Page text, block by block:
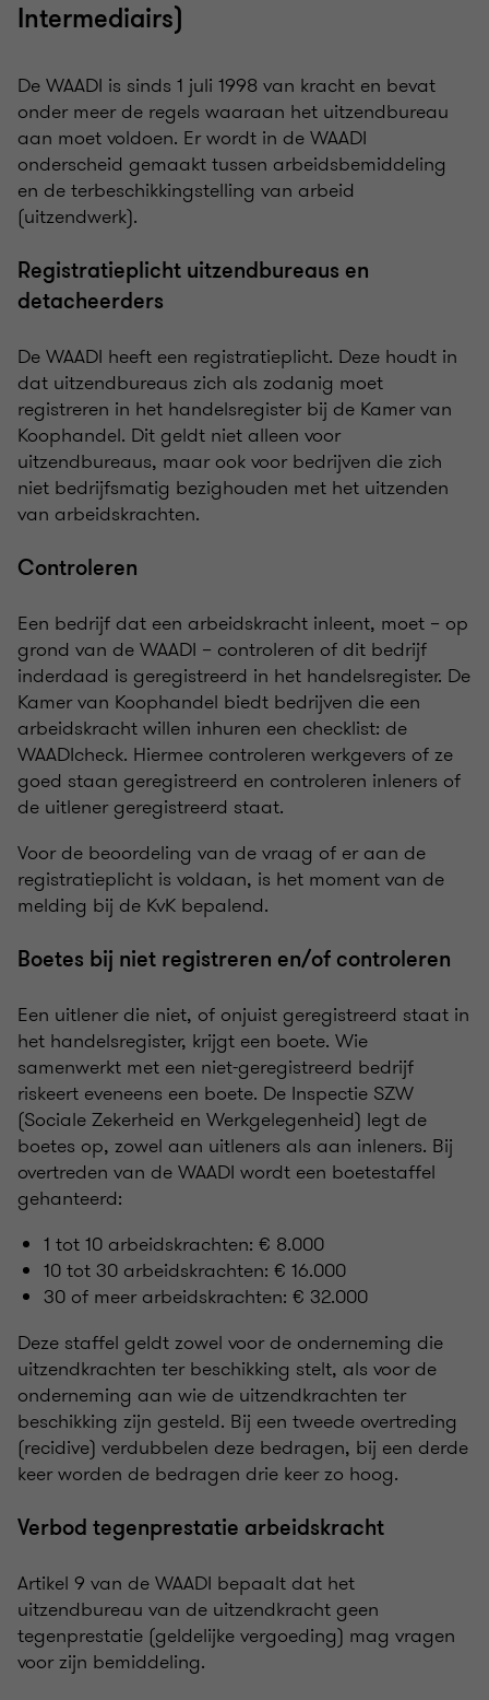
Intermediairs)
De WAADI is sinds 1 juli 1998 van kracht en bevat
onder meer de regels waaraan het uitzendbureau
aan moet voldoen. Er wordt in de WAADI
onderscheid gemaakt tussen arbeidsbemiddeling
en de terbeschikkingstelling van arbeid
(uitzendwerk).
Registratieplicht uitzendbureaus en
detacheerders
De WAADI heeft een registratieplicht. Deze houdt in
dat uitzendbureaus zich als zodanig moet
registreren in het handelsregister bij de Kamer van
Koophandel. Dit geldt niet alleen voor
uitzendbureaus, maar ook voor bedrijven die zich
niet bedrijfsmatig bezighouden met het uitzenden
van arbeidskrachten.
Controleren
Een bedrijf dat een arbeidskracht inleent, moet – op
grond van de WAADI – controleren of dit bedrijf
inderdaad is geregistreerd in het handelsregister. De
Kamer van Koophandel biedt bedrijven die een
arbeidskracht willen inhuren een checklist: de
WAADIcheck. Hiermee controleren werkgevers of ze
goed staan geregistreerd en controleren inleners of
de uitlener geregistreerd staat.
Voor de beoordeling van de vraag of er aan de
registratieplicht is voldaan, is het moment van de
melding bij de KvK bepalend.
Boetes bij niet registreren en/of controleren
Een uitlener die niet, of onjuist geregistreerd staat in
het handelsregister, krijgt een boete. Wie
samenwerkt met een niet-geregistreerd bedrijf
riskeert eveneens een boete. De Inspectie SZW
(Sociale Zekerheid en Werkgelegenheid) legt de
boetes op, zowel aan uitleners als aan inleners. Bij
overtreden van de WAADI wordt een boetestaffel
gehanteerd:
1 tot 10 arbeidskrachten: € 8.000
10 tot 30 arbeidskrachten: € 16.000
30 of meer arbeidskrachten: € 32.000
Deze staffel geldt zowel voor de onderneming die
uitzendkrachten ter beschikking stelt, als voor de
onderneming aan wie de uitzendkrachten ter
beschikking zijn gesteld. Bij een tweede overtreding
(recidive) verdubbelen deze bedragen, bij een derde
keer worden de bedragen drie keer zo hoog.
Verbod tegenprestatie arbeidskracht
Artikel 9 van de WAADI bepaalt dat het
uitzendbureau van de uitzendkracht geen
tegenprestatie (geldelijke vergoeding) mag vragen
voor zijn bemiddeling.